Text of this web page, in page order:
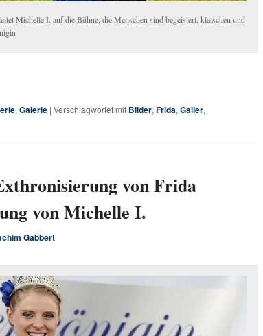
Michelle I. auf die Bühne, die Menschen sind begeistert, klatschen und
, Galerie | Verschlagwortet mit Bilder, Frida, Galier,
von Frida
von Michelle I.
Gabbert